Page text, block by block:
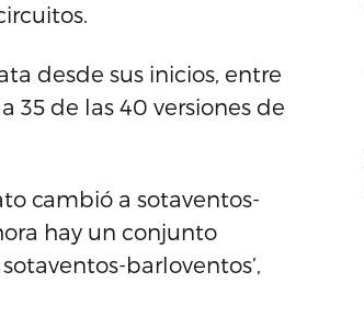
desde sus inicios, entre
35 de las 40 versiones de
cambió a sotaventos-
hay un conjunto
barloventos’,